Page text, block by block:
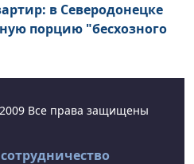
в Северодонецке
порцию "бесхозного
Все права защищены